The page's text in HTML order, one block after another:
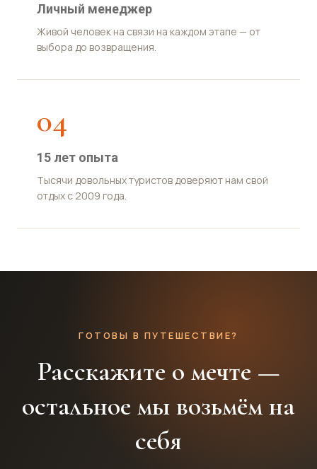
Личный менеджер
Живой человек на связи на каждом этапе — от
выбора до возвращения.
04
15 лет опыта
Тысячи довольных туристов доверяют нам свой
отдых с 2009 года.
ГОТОВЫ В ПУТЕШЕСТВИЕ?
Расскажите о мечте —
остальное мы возьмём на
себя